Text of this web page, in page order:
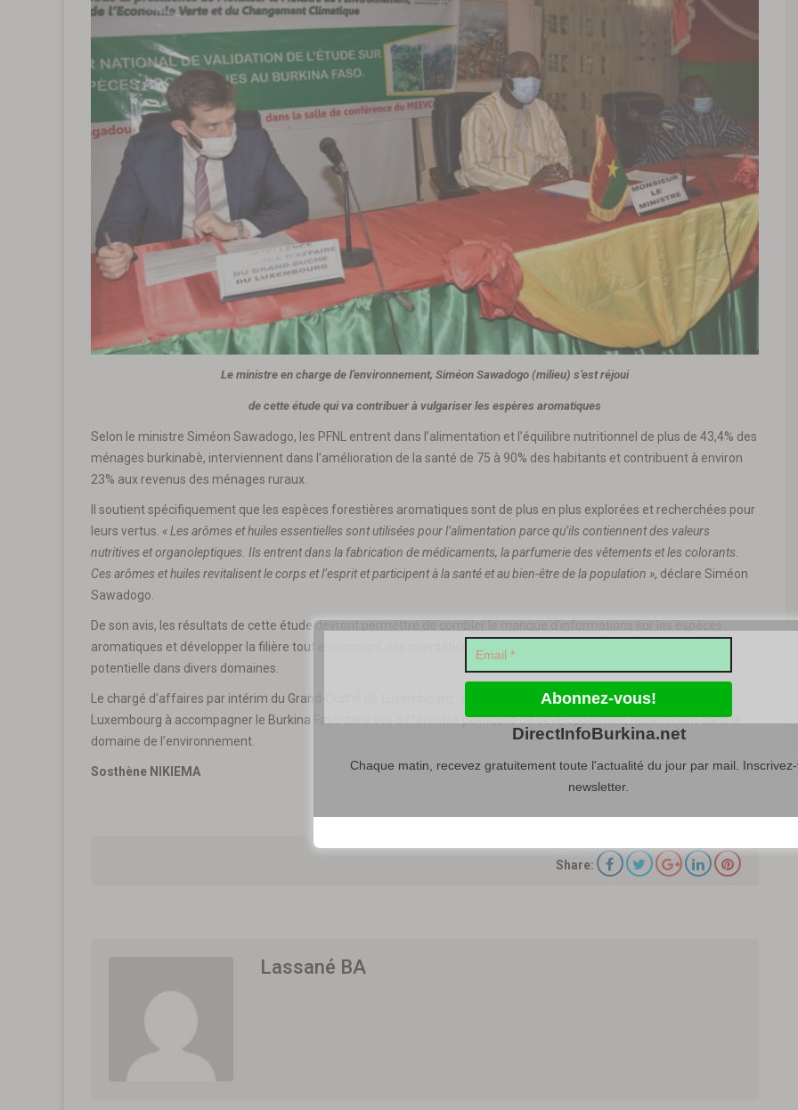
Le ministre en charge de l’environnement, Siméon Sawadogo (milieu) s’est réjoui
de cette étude qui va contribuer à vulgariser les espères aromatiques
Selon le ministre Siméon Sawadogo, les PFNL entrent dans l’alimentation et l’équilibre nutritionnel de plus de 43,4% des
ménages burkinabè, interviennent dans l’amélioration de la santé de 75 à 90% des habitants et contribuent à environ
23% aux revenus des ménages ruraux.
Il soutient spécifiquement que les espèces forestières aromatiques sont de plus en plus explorées et recherchées pour
leurs vertus. « Les arômes et huiles essentielles sont utilisées pour l’alimentation parce qu’ils contiennent des valeurs
nutritives et organoleptiques. Ils entrent dans la fabrication de médicaments, la parfumerie des vêtements et les colorants.
Ces arômes et huiles revitalisent le corps et l’esprit et participent à la santé et au bien-être de la population », déclare Siméon
Sawadogo.
De son avis, les résultats de cette étude devront permettre de combler le manque d’informations sur les espèces
aromatiques et développer la filière tout en donnant des orientations sur les substances extraites et leur utilisation
potentielle dans divers domaines.
Le chargé d’affaires par intérim du Grand-Duché de Luxembourg, Joseph Senninger a réitéré l’engagement du
Luxembourg à accompagner le Burkina Faso dans ses différentes politiques de développement, notamment dans le
domaine de l’environnement.
Sosthène NIKIEMA
Share:
Lassané BA
DirectInfoBurkina.net
Chaque matin, recevez gratuitement toute l'actualité du jour par mail.
newsletter.